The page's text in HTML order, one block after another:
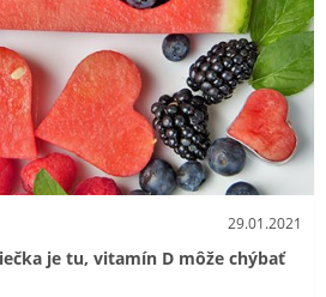
29.01.2021
je tu, vitamín D môže chýbať